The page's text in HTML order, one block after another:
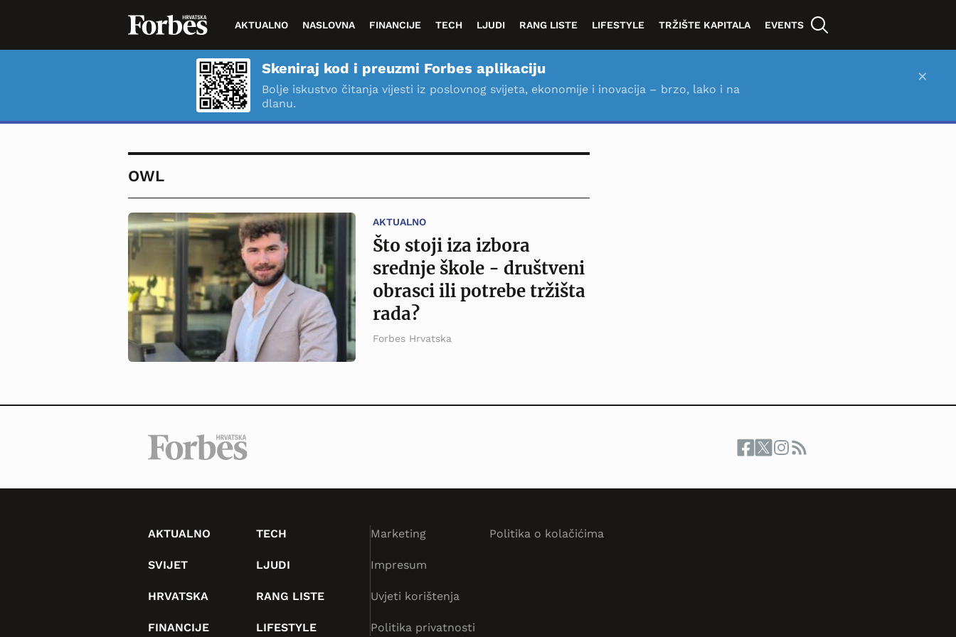
AKTUALNO NASLOVNA FINANCIJE TECH LJUDI RANG LISTE LIFESTYLE TRŽIŠTE KAPITALA EVENTS
Skeniraj kod i preuzmi Forbes aplikaciju
Bolje iskustvo čitanja vijesti iz poslovnog svijeta, ekonomije i inovacija – brzo, lako i na
dlanu.
×
OWL
AKTUALNO
Što stoji iza izbora
srednje škole - društveni
obrasci ili potrebe tržišta
rada?
Forbes Hrvatska
AKTUALNO
SVIJET
HRVATSKA
FINANCIJE
TECH
LJUDI
RANG LISTE
LIFESTYLE
Marketing
Impresum
Uvjeti korištenja
Politika privatnosti
Politika o kolačićima